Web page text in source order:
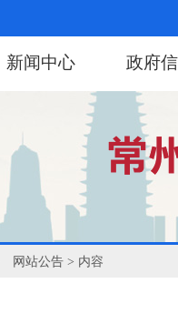
新闻中心 政府
网站公告 > 内容